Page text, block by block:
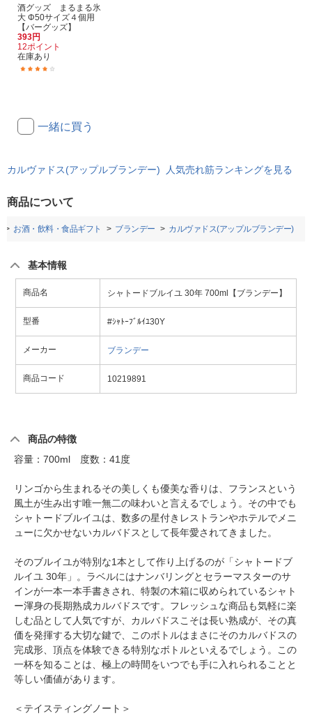
酒グッズ まるまる氷
大 Φ50サイズ４個用
【バーグッズ】
393円
12ポイント
在庫あり
一緒に買う
カルヴァドス(アップルブランデー) 人気売れ筋ランキングを見る
商品について
お酒・飲料・食品ギフト ブランデー カルヴァドス(アップルブランデー)
基本情報
商品名 シャトードブルイユ 30年 700ml【ブランデー】
型番 #ｼｬﾄｰﾌﾞﾙｲﾕ30Y
メーカー ブランデー
商品コード 10219891
商品の特徴
容量：700ml 度数：41度
リンゴから生まれるその美しくも優美な香りは、フランスという
風土が生み出す唯一無二の味わいと言えるでしょう。その中でも
シャトードブルイユは、数多の星付きレストランやホテルでメニ
ューに欠かせないカルバドスとして長年愛されてきました。
そのブルイユが特別な1本として作り上げるのが「シャトードブ
ルイユ 30年」。ラベルにはナンバリングとセラーマスターのサ
インが一本一本手書きされ、特製の木箱に収められているシャト
ー渾身の長期熟成カルバドスです。フレッシュな商品も気軽に楽
しむ品として人気ですが、カルバドスこそは長い熟成が、その真
価を発揮する大切な鍵で、このボトルはまさにそのカルバドスの
完成形、頂点を体験できる特別なボトルといえるでしょう。この
一杯を知ることは、極上の時間をいつでも手に入れられることと
等しい価値があります。
＜テイスティングノート＞